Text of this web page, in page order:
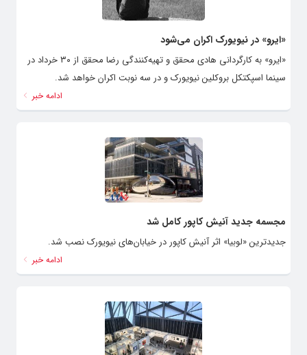
«ایرو» در نیویورک اکران می‌شود
«ایرو» به کارگردانی هادی محقق و تهیه‌کنندگی رضا محقق از ۳۰ خرداد در
سینما اسپکتکل بروکلین نیویورک و در سه نوبت اکران خواهد شد.
ادامه خبر
مجسمه جدید آنیش کاپور کامل شد
جدیدترین «لوبیا» اثر آنیش کاپور در خیابان‌های نیویورک نصب شد.
ادامه خبر